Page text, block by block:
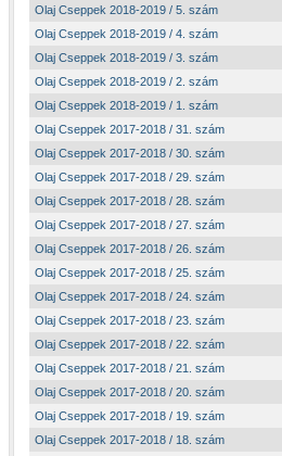
Olaj Cseppek 2018-2019 / 5. szám
Olaj Cseppek 2018-2019 / 4. szám
Olaj Cseppek 2018-2019 / 3. szám
Olaj Cseppek 2018-2019 / 2. szám
Olaj Cseppek 2018-2019 / 1. szám
Olaj Cseppek 2017-2018 / 31. szám
Olaj Cseppek 2017-2018 / 30. szám
Olaj Cseppek 2017-2018 / 29. szám
Olaj Cseppek 2017-2018 / 28. szám
Olaj Cseppek 2017-2018 / 27. szám
Olaj Cseppek 2017-2018 / 26. szám
Olaj Cseppek 2017-2018 / 25. szám
Olaj Cseppek 2017-2018 / 24. szám
Olaj Cseppek 2017-2018 / 23. szám
Olaj Cseppek 2017-2018 / 22. szám
Olaj Cseppek 2017-2018 / 21. szám
Olaj Cseppek 2017-2018 / 20. szám
Olaj Cseppek 2017-2018 / 19. szám
Olaj Cseppek 2017-2018 / 18. szám